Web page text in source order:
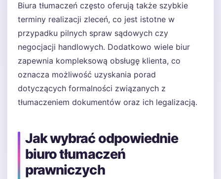
Biura tłumaczeń często oferują także szybkie
terminy realizacji zleceń, co jest istotne w
przypadku pilnych spraw sądowych czy
negocjacji handlowych. Dodatkowo wiele biur
zapewnia kompleksową obsługę klienta, co
oznacza możliwość uzyskania porad
dotyczących formalności związanych z
tłumaczeniem dokumentów oraz ich legalizacją.
Jak wybrać odpowiednie
biuro tłumaczeń
prawniczych